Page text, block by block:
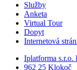
Služby
Anketa
Virtual Tour
Dopyt
Internetová
Iplatforma s.r.o.
962 25 Klokoč